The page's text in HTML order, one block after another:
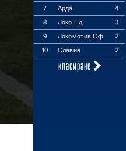
7
Арда
4
8
Локо Пд
3
9
Локомотив Сф
2
10
Славия 2
класиране